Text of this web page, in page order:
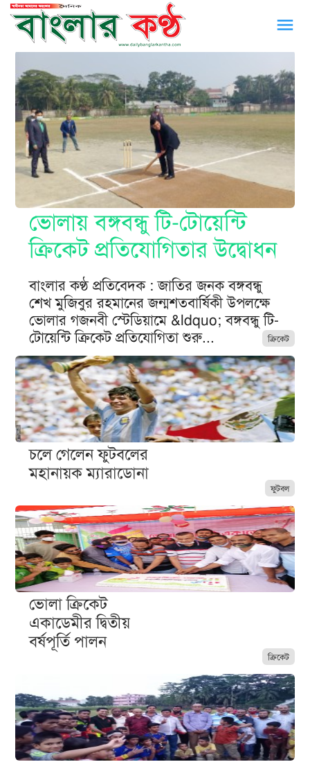
menu
ক্রিকেট
ভোলায় বঙ্গবন্ধু টি-টোয়েন্টি
ক্রিকেট প্রতিযোগিতার উদ্বোধন
বাংলার কণ্ঠ প্রতিবেদক : জাতির জনক বঙ্গবন্ধু
শেখ মুজিবুর রহমানের জন্মশতবার্ষিকী উপলক্ষে
ভোলার গজনবী স্টেডিয়ামে &ldquo; বঙ্গবন্ধু টি-
টোয়েন্টি ক্রিকেট প্রতিযোগিতা শুরু...
ফুটবল
চলে গেলেন ফুটবলের
মহানায়ক ম্যারাডোনা
ক্রিকেট
ভোলা ক্রিকেট
একাডেমীর দ্বিতীয়
বর্ষপূর্তি পালন